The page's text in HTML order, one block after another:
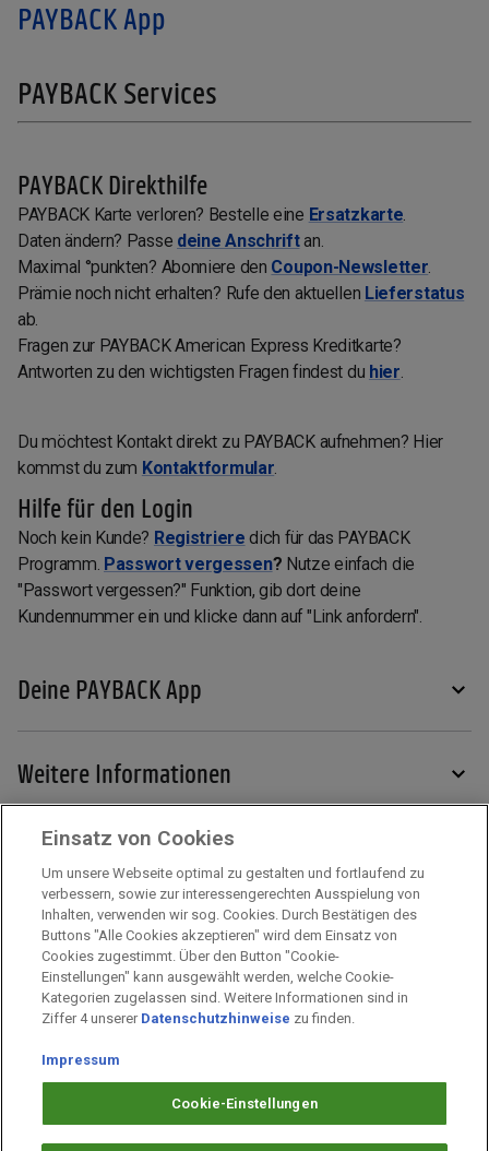
PAYBACK App
PAYBACK Services
PAYBACK Direkthilfe
PAYBACK Karte verloren? Bestelle eine Ersatzkarte.
Daten ändern? Passe deine Anschriftan.
Maximal °punkten? Abonniere den Coupon-Newsletter.
Prämie noch nicht erhalten? Rufe den aktuellen Lieferstatus
ab.
Fragen zur PAYBACK American Express Kreditkarte?
Antworten zu den wichtigsten Fragen findest du hier.
Du möchtest Kontakt direkt zu PAYBACK aufnehmen? Hier
kommst du zum Kontaktformular.
Hilfe für den Login
Noch kein Kunde? Registriere dich für das PAYBACK
Programm. Passwort vergessen? Nutze einfach die
"Passwort vergessen?" Funktion, gib dort deine
Kundennummer ein und klicke dann auf "Link anfordern".
Deine PAYBACK App
Weitere Informationen
Mehr zu PAYBACK
Impressum
Arbeiten bei PAYBACK
Datenschutz
Einsatz von Cookies
Um unsere Webseite optimal zu gestalten und fortlaufend zu
verbessern, sowie zur interessengerechten Ausspielung von
Inhalten, verwenden wir sog. Cookies. Durch Bestätigen des
Buttons "Alle Cookies akzeptieren" wird dem Einsatz von
Cookies zugestimmt. Über den Button "Cookie-
Einstellungen" kann ausgewählt werden, welche Cookie-
Kategorien zugelassen sind. Weitere Informationen sind in
Ziffer 4 unserer Datenschutzhinweise zu finden.
Impressum
Cookie-Einstellungen